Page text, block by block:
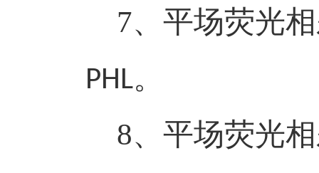
7、平场荧光
PHL。
8、平场荧光